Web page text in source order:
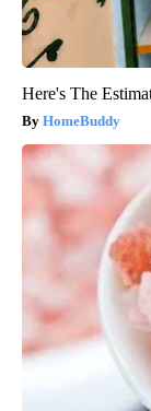
Here's The
HomeBuddy